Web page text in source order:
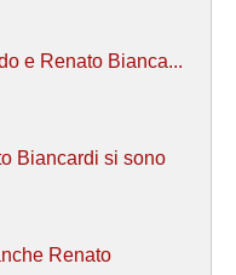
e Renato Bianca...
Biancardi si sono
Renato